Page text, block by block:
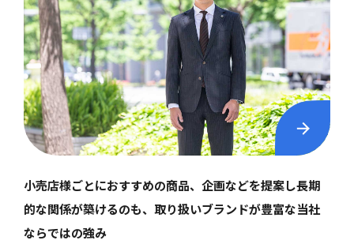
小売店様ごとにおすすめの商品、企画などを提案し長期
的な関係が築けるのも、取り扱いブランドが豊富な当社
ならではの強み